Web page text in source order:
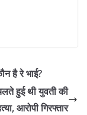
है रे भाई?
हुई थी युवती की
आरोपी गिरफ्तार